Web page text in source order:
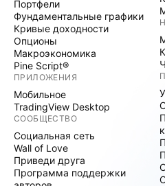
Портфели
Фундаментальные графики
Кривые доходности
Опционы
Макроэкономика
Pine Script®
ПРИЛОЖЕНИЯ
Мобильное
TradingView Desktop
СООБЩЕСТВО
Социальная сеть
Wall of Love
Приведи друга
Программа поддержки